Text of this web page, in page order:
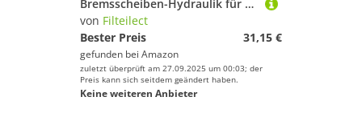
Wintersportausrüstung von Filteilect
Boxsäcke & Boxzubehör von Filteilect
Helme von Filteilect
Bremsscheiben-Hydraulik für Fahrradbremssattel, Kolbenpresswerkzeug, Aluminiumlegierung mit kompakter Größe, für 4 Stück, für einfache 2 Stück, plus Wartungskolben aus 7075
von Filteilect
Bester Preis
31,15 €
gefunden bei Amazon
zuletzt überprüft am 27.09.2025 um 00:03; der
Preis kann sich seitdem geändert haben.
Keine weiteren Anbieter